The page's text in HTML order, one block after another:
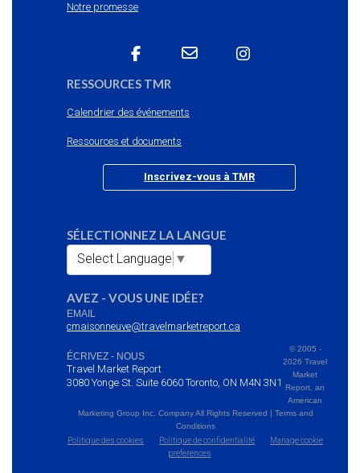
Notre promesse
RESSOURCES TMR
Calendrier des événements
Ressources et documents
Inscrivez-vous à TMR
SÉLECTIONNEZ LA LANGUE
Select Language ▼
AVEZ - VOUS UNE IDÉE?
EMAIL
cmaisonneuve@travelmarketreport.ca
ÉCRIVEZ - NOUS
Travel Market Report
3080 Yonge St. Suite 6060 Toronto, ON M4N 3N1
© 2005 -
2026 Travel
Market
Report, an
American
Marketing Group Inc. Company All Rights Reserved | Terms and
Conditions
Politique des cookies
Politique de confidentialité
Manage cookie
preferences